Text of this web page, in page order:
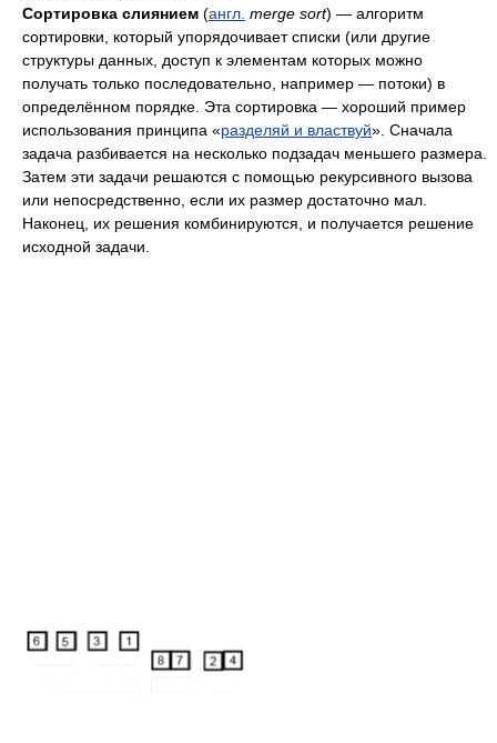
Сортировка слиянием (англ. merge sort) — алгоритм
сортировки, который упорядочивает списки (или другие
структуры данных, доступ к элементам которых можно
получать только последовательно, например — потоки) в
определённом порядке. Эта сортировка — хороший пример
использования принципа «разделяй и властвуй». Сначала
задача разбивается на несколько подзадач меньшего размера.
Затем эти задачи решаются с помощью рекурсивного вызова
или непосредственно, если их размер достаточно мал.
Наконец, их решения комбинируются, и получается решение
исходной задачи.